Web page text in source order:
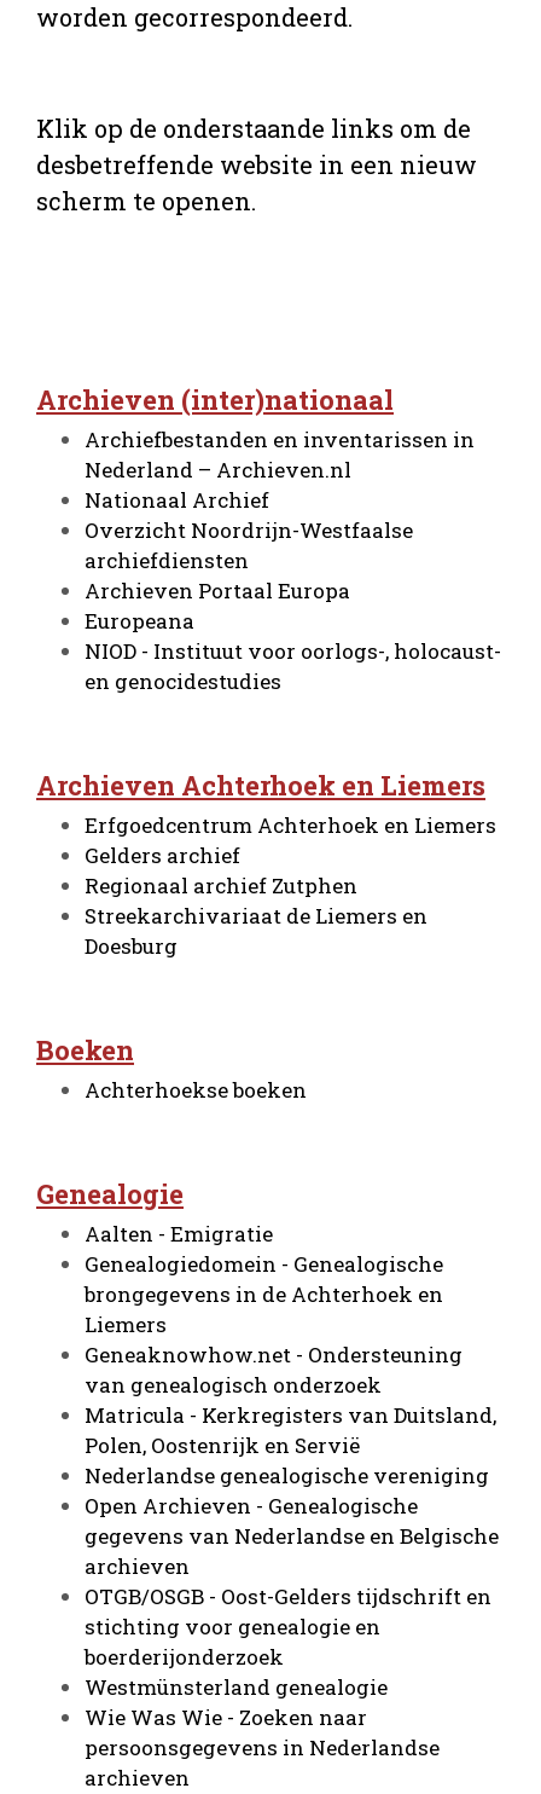
worden gecorrespondeerd.
Klik op de onderstaande links om de
desbetreffende website in een nieuw
scherm te openen.
Archieven (inter)nationaal
Archiefbestanden en inventarissen in
Nederland – Archieven.nl
Nationaal Archief
Overzicht Noordrijn-Westfaalse
archiefdiensten
Archieven Portaal Europa
Europeana
NIOD - Instituut voor oorlogs-, holocaust-
en genocidestudies
Archieven Achterhoek en Liemers
Erfgoedcentrum Achterhoek en Liemers
Gelders archief
Regionaal archief Zutphen
Streekarchivariaat de Liemers en
Doesburg
Boeken
Achterhoekse boeken
Genealogie
Aalten - Emigratie
Genealogiedomein - Genealogische
brongegevens in de Achterhoek en
Liemers
Geneaknowhow.net - Ondersteuning
van genealogisch onderzoek
Matricula - Kerkregisters van Duitsland,
Polen, Oostenrijk en Servië
Nederlandse genealogische vereniging
Open Archieven - Genealogische
gegevens van Nederlandse en Belgische
archieven
OTGB/OSGB - Oost-Gelders tijdschrift en
stichting voor genealogie en
boerderijonderzoek
Westmünsterland genealogie
Wie Was Wie - Zoeken naar
persoonsgegevens in Nederlandse
archieven